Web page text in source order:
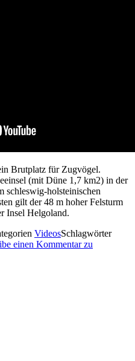
Brutplatz für Zugvögel.
(mit Düne 1,7 km2) in der
schleswig-holsteinischen
gilt der 48 m hoher Felsturm
Insel Helgoland.
VideosSchlagwörter
einen Kommentarzu